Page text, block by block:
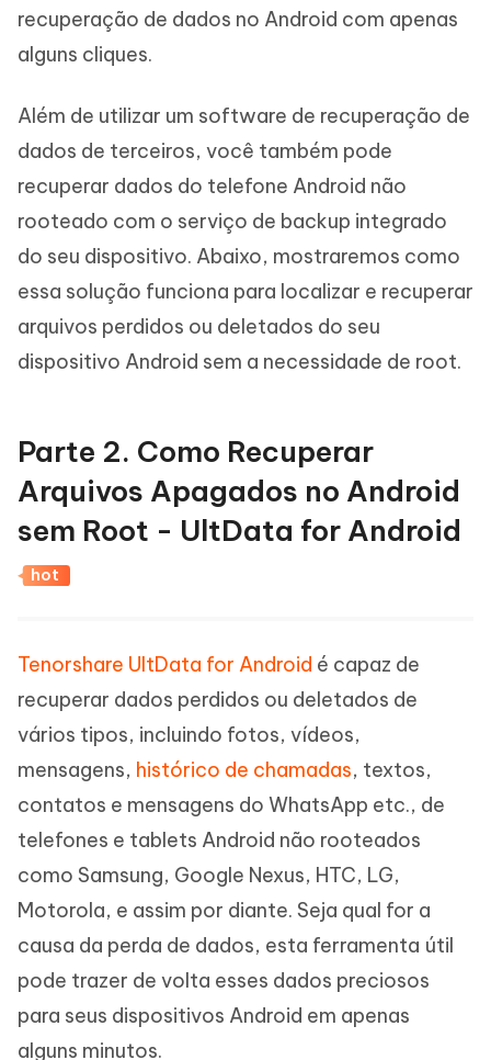
recuperação de dados no Android com apenas
alguns cliques.
Além de utilizar um software de recuperação de
dados de terceiros, você também pode
recuperar dados do telefone Android não
rooteado com o serviço de backup integrado
do seu dispositivo. Abaixo, mostraremos como
essa solução funciona para localizar e recuperar
arquivos perdidos ou deletados do seu
dispositivo Android sem a necessidade de root.
Parte 2. Como Recuperar
Arquivos Apagados no Android
sem Root - UltData for Android
hot
Tenorshare UltData for Android é capaz de
recuperar dados perdidos ou deletados de
vários tipos, incluindo fotos, vídeos,
mensagens, histórico de chamadas, textos,
contatos e mensagens do WhatsApp etc., de
telefones e tablets Android não rooteados
como Samsung, Google Nexus, HTC, LG,
Motorola, e assim por diante. Seja qual for a
causa da perda de dados, esta ferramenta útil
pode trazer de volta esses dados preciosos
para seus dispositivos Android em apenas
alguns minutos.